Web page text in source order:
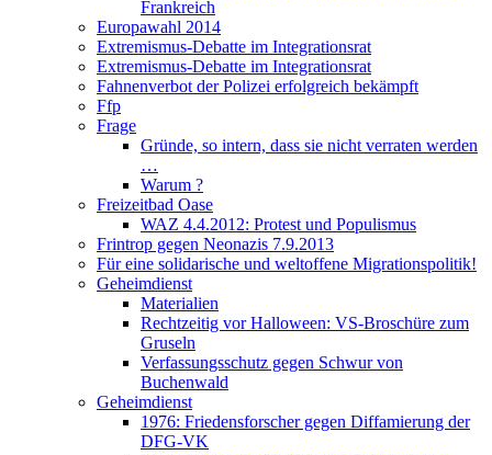
Frankreich
Europawahl 2014
Extremismus-Debatte im Integrationsrat
Extremismus-Debatte im Integrationsrat
Fahnenverbot der Polizei erfolgreich bekämpft
Ffp
Frage
Gründe, so intern, dass sie nicht verraten werden
…
Warum ?
Freizeitbad Oase
WAZ 4.4.2012: Protest und Populismus
Frintrop gegen Neonazis 7.9.2013
Für eine solidarische und weltoffene Migrationspolitik!
Geheimdienst
Materialien
Rechtzeitig vor Halloween: VS-Broschüre zum
Gruseln
Verfassungsschutz gegen Schwur von
Buchenwald
Geheimdienst
1976: Friedensforscher gegen Diffamierung der
DFG-VK